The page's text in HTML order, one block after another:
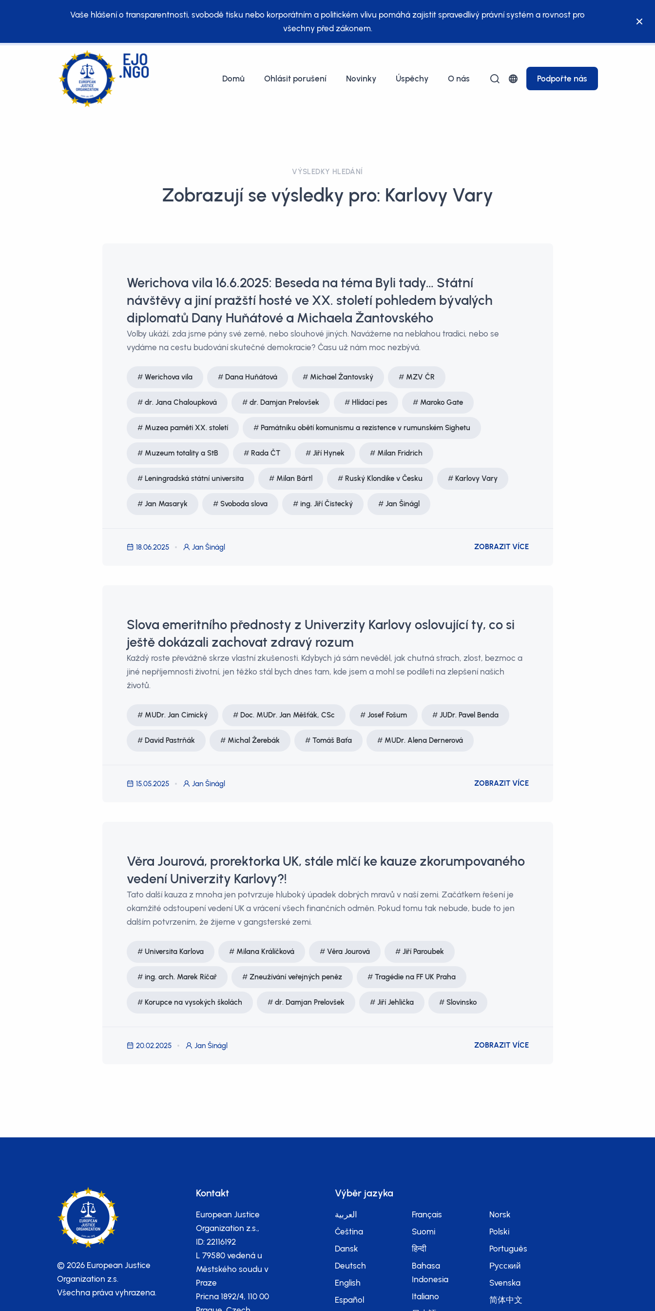
Vaše hlášení o transparentnosti, svobodě tisku nebo korporátním a politickém vlivu pomáhá zajistit spravedlivý právní systém a rovnost pro
všechny před zákonem.
Domů Ohlásit porušení Novinky Úspěchy O nás Podpořte nás
VÝSLEDKY HLEDÁNÍ
Zobrazují se výsledky pro: Karlovy Vary
Werichova vila 16.6.2025: Beseda na téma Byli tady… Státní
návštěvy a jiní pražští hosté ve XX. století pohledem bývalých
diplomatů Dany Huňátové a Michaela Žantovského
Volby ukáží, zda jsme pány své země, nebo slouhové jiných. Navážeme na neblahou tradici, nebo se
vydáme na cestu budování skutečné demokracie? Času už nám moc nezbývá.
Werichova vila Dana Huňátová Michael Žantovský MZV ČR
dr. Jana Chaloupková dr. Damjan Prelovšek Hlídací pes Maroko Gate
Muzea paměti XX. století Památníku obětí komunismu a rezistence v rumunském Sighetu
Muzeum totality a StB Rada ČT Jiří Hynek Milan Fridrich
Leningradská státní universita Milan Bártl Ruský Klondike v Česku Karlovy Vary
Jan Masaryk Svoboda slova ing. Jiří Čistecký Jan Šinágl
18.06.2025 Jan Šinágl ZOBRAZIT VÍCE
Slova emeritního přednosty z Univerzity Karlovy oslovující ty, co si
ještě dokázali zachovat zdravý rozum
Každý roste převážně skrze vlastní zkušenosti. Kdybych já sám nevěděl, jak chutná strach, zlost, bezmoc a
jiné nepříjemnosti životní, jen těžko stál bych dnes tam, kde jsem a mohl se podíleti na zlepšení našich
životů.
MUDr. Jan Cimický Doc. MUDr. Jan Měšťák, CSc Josef Fošum JUDr. Pavel Benda
David Pastrňák Michal Žerebák Tomáš Baťa MUDr. Alena Dernerová
15.05.2025 Jan Šinágl ZOBRAZIT VÍCE
Věra Jourová, prorektorka UK, stále mlčí ke kauze zkorumpovaného
vedení Univerzity Karlovy?!
Tato další kauza z mnoha jen potvrzuje hluboký úpadek dobrých mravů v naší zemi. Začátkem řešení je
okamžité odstoupení vedení UK a vrácení všech finančních odměn. Pokud tomu tak nebude, bude to jen
dalším potvrzením, že žijeme v gangsterské zemi.
Universita Karlova Milana Králíčková Věra Jourová Jiří Paroubek
ing. arch. Marek Ríčař Zneužívání veřejných peněz Tragédie na FF UK Praha
Korupce na vysokých školách dr. Damjan Prelovšek Jiří Jehlička Slovinsko
20.02.2025 Jan Šinágl ZOBRAZIT VÍCE
© 2026 European Justice
Organization z.s.
Všechna práva vyhrazena.
Kontakt
European Justice
Organization z.s.,
ID: 22116192
L 79580 vedená u
Městského soudu v
Praze
Pricna 1892/4, 110 00
Výběr jazyka
العربية
Čeština
Dansk
Deutsch
English
Español
Français
Suomi
हिन्दी
Bahasa
Indonesia
Italiano
Norsk
Polski
Português
Русский
Svenska
简体中文